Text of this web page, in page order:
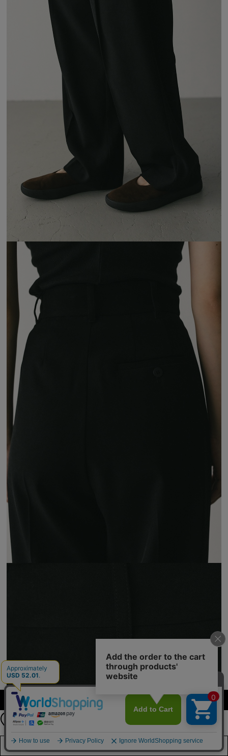
カラー・サイズを選択する
店舗在庫を見る
【FREE SHIPPING】
24時間限定 全品送料無料！
8月10日（月）11：59まで